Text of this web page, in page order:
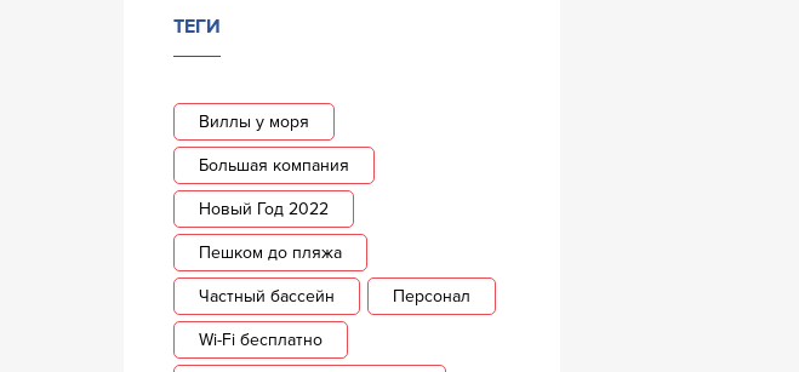
ТЕГИ
Виллы у моря
Большая компания
Новый Год 2022
Пешком до пляжа
Частный бассейн Персонал
Wi-Fi бесплатно